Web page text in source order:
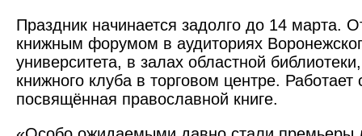
Праздник начинается задолго до 14 марта.
книжным форумом в аудиториях
университета, в залах областной
книжного клуба в торговом центре. Работает
посвящённая православной книге.